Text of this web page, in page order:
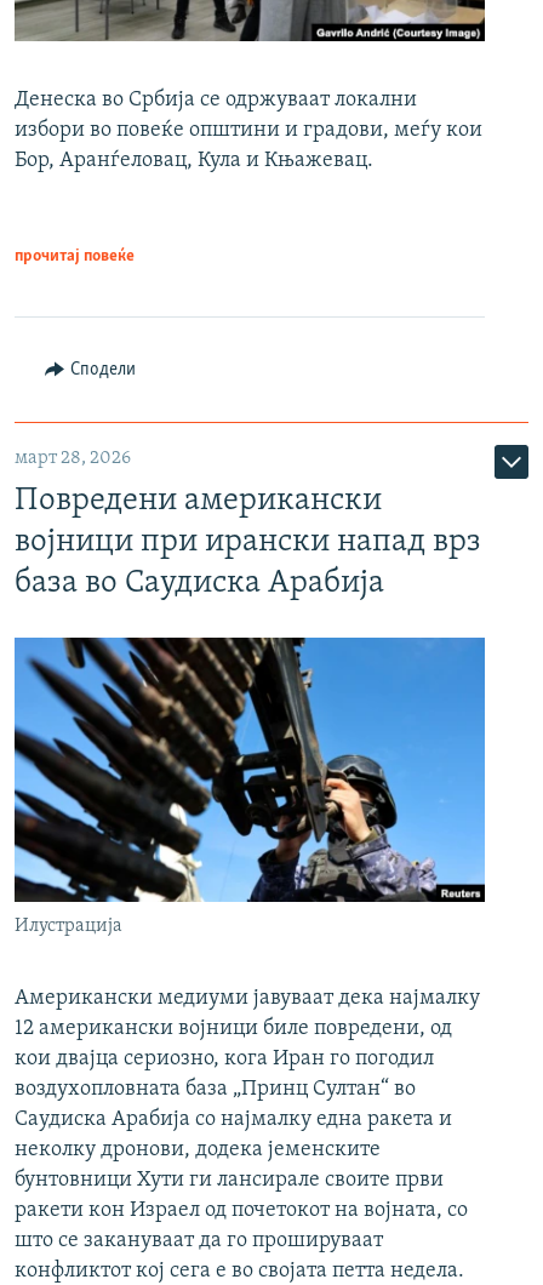
Денеска во Србија се одржуваат локални
избори во повеќе општини и градови, меѓу кои
Бор, Аранѓеловац, Кула и Књажевац.
прочитај повеќе
Сподели
март 28, 2026
Повредени американски
војници при ирански напад врз
база во Саудиска Арабија
Илустрација
Американски медиуми јавуваат дека најмалку
12 американски војници биле повредени, од
кои двајца сериозно, кога Иран го погодил
воздухопловната база „Принц Султан“ во
Саудиска Арабија со најмалку една ракета и
неколку дронови, додека јеменските
бунтовници Хути ги лансирале своите први
ракети кон Израел од почетокот на војната, со
што се закануваат да го прошируваат
конфликтот кој сега е во својата петта недела.